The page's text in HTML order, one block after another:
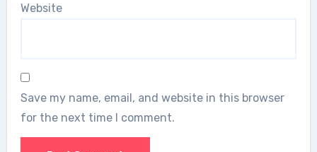
Website
Save my name, email, and website in this browser
for the next time I comment.